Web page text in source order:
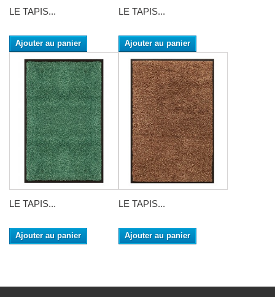
LE TAPIS...
Ajouter au panier
LE TAPIS...
Ajouter au panier
LE TAPIS...
Ajouter au panier
LE TAPIS...
Ajouter au panier